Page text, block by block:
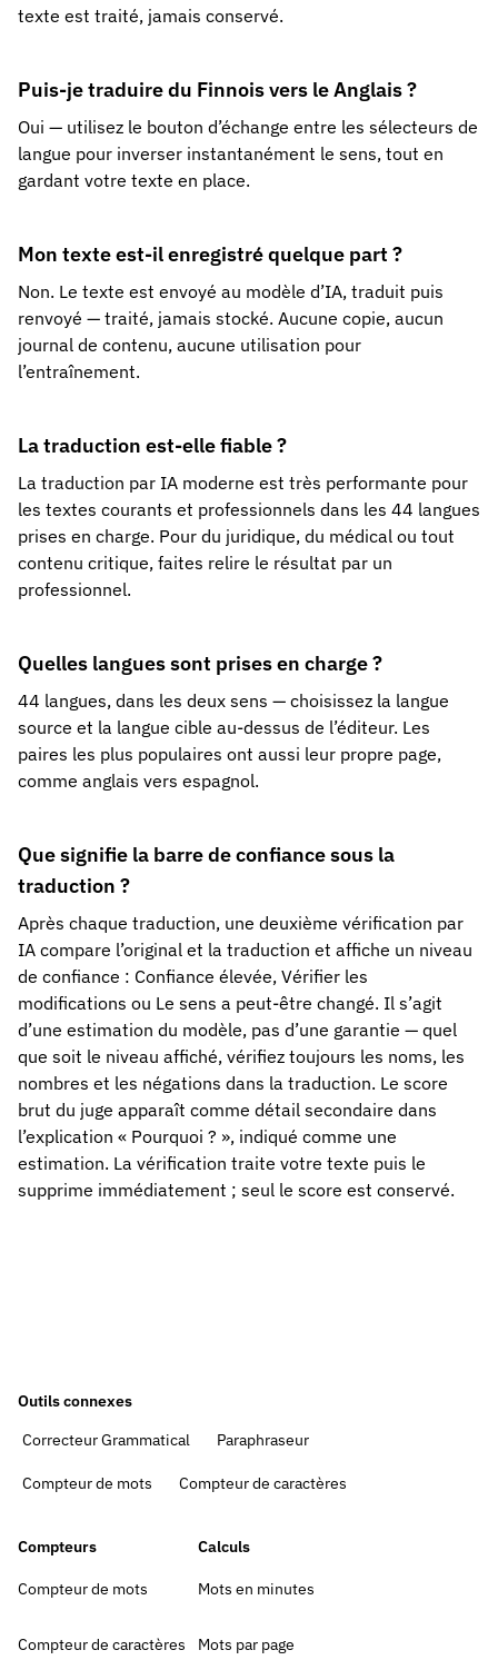
texte est traité, jamais conservé.
Puis-je traduire du Finnois vers le Anglais ?
Oui — utilisez le bouton d’échange entre les sélecteurs de
langue pour inverser instantanément le sens, tout en
gardant votre texte en place.
Mon texte est-il enregistré quelque part ?
Non. Le texte est envoyé au modèle d’IA, traduit puis
renvoyé — traité, jamais stocké. Aucune copie, aucun
journal de contenu, aucune utilisation pour
l’entraînement.
La traduction est-elle fiable ?
La traduction par IA moderne est très performante pour
les textes courants et professionnels dans les 44 langues
prises en charge. Pour du juridique, du médical ou tout
contenu critique, faites relire le résultat par un
professionnel.
Quelles langues sont prises en charge ?
44 langues, dans les deux sens — choisissez la langue
source et la langue cible au-dessus de l’éditeur. Les
paires les plus populaires ont aussi leur propre page,
comme anglais vers espagnol.
Que signifie la barre de confiance sous la
traduction ?
Après chaque traduction, une deuxième vérification par
IA compare l’original et la traduction et affiche un niveau
de confiance : Confiance élevée, Vérifier les
modifications ou Le sens a peut-être changé. Il s’agit
d’une estimation du modèle, pas d’une garantie — quel
que soit le niveau affiché, vérifiez toujours les noms, les
nombres et les négations dans la traduction. Le score
brut du juge apparaît comme détail secondaire dans
l’explication « Pourquoi ? », indiqué comme une
estimation. La vérification traite votre texte puis le
supprime immédiatement ; seul le score est conservé.
Outils connexes
Correcteur Grammatical
Paraphraseur
Compteur de mots Compteur de caractères
Compteurs
Compteur de mots
Compteur de caractères
Calculs
Mots en minutes
Mots par page